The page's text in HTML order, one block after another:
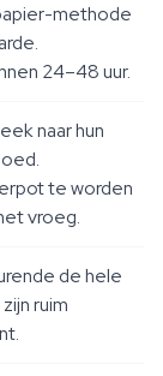
methode
24–48 uur.
naar hun
te worden
vroeg.
de hele
ruim